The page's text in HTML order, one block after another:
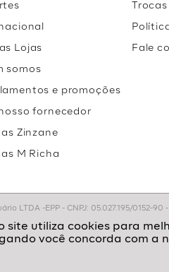
Lojas
somos
e promoções
fornecedor
Zinzane
M Richa
Fale
LTDA -EPP - CNPJ: 05.027.195/0152-